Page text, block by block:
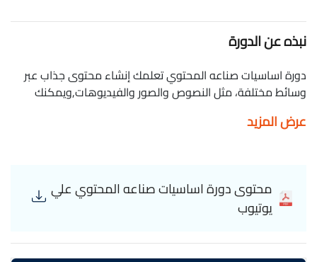
نبذه عن الدورة
دورة اساسيات صناعه المحتوي تعلمك إنشاء محتوى جذاب عبر
وسائط مختلفة، مثل النصوص والصور والفيديوهات,ويمكنك
عرض المزيد
محتوى دورة اساسيات صناعه المحتوي علي
يوتيوب